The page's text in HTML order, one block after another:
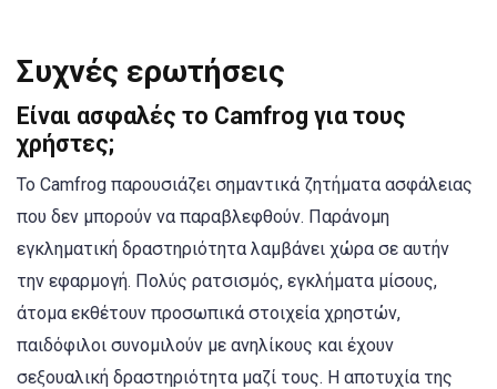
Συχνές ερωτήσεις
Είναι ασφαλές το Camfrog για τους
χρήστες;
Το Camfrog παρουσιάζει σημαντικά ζητήματα ασφάλειας
που δεν μπορούν να παραβλεφθούν. Παράνομη
εγκληματική δραστηριότητα λαμβάνει χώρα σε αυτήν
την εφαρμογή. Πολύς ρατσισμός, εγκλήματα μίσους,
άτομα εκθέτουν προσωπικά στοιχεία χρηστών,
παιδόφιλοι συνομιλούν με ανηλίκους και έχουν
σεξουαλική δραστηριότητα μαζί τους. Η αποτυχία της